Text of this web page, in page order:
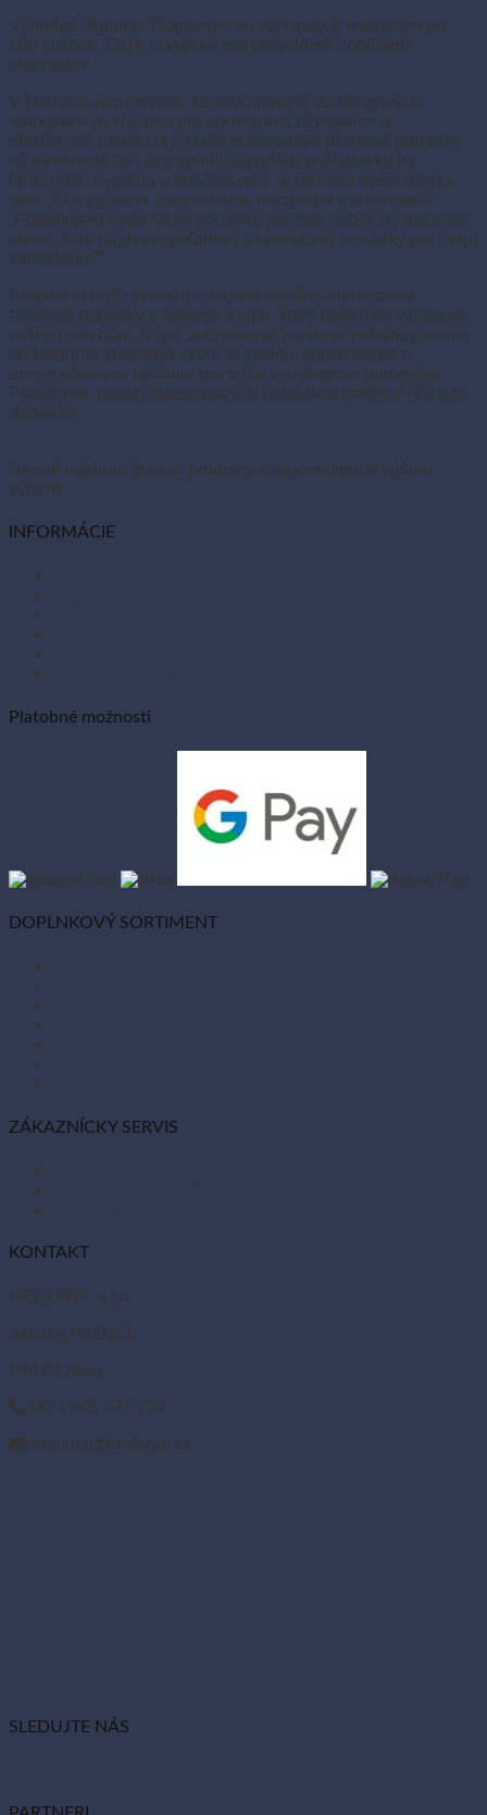
Výhodné Balenie: Dodávané vo výhodných baleniach po
100 kusoch, čo je praktické pre pravidelné dopĺňanie
automatov.
V Hedonia rozumieme, že spoľahlivosť vendingových
automatov je kľúčová pre spokojnosť užívateľov a
efektívnosť prevádzky. Naše automatové plastové poháriky
sú navrhnuté tak, aby splnili najvyššie požiadavky na
funkčnosť, hygienu a spoľahlivosť, a zároveň riešili otázky
ako: „Ako zabrániť zasekávanie pohárikov v automate?“,
„Potrebujem hygienické poháriky pre môj nápojový automat“,
alebo „Kde nájdem spoľahlivé automatové poháriky pre moju
kanceláriu?“.
Prezrite si našu ponuku a nájdite ideálne automatové
plastové poháriky v objeme a type, ktorý najlepšie vyhovuje
vašim potrebám. Kúpiť automatové plastové poháriky online
od Hedonia znamená zvoliť si kvalitu, spoľahlivosť a
bezproblémové riešenie pre vaše vendingové automaty!
Ponúkame predaj automatových pohárikov online s rýchlym
dodaním.
Neboli nájdené žiadne produkty zodpovedajúce vášmu
výberu.
INFORMÁCIE
Platobné možnosti
DOPLNKOVÝ SORTIMENT
ZÁKAZNÍCKY SERVIS
KONTAKT
HEDONIA, s.r.o.
Jakuba Haška 1
949 01 Nitra
+421 905 227 234
hedonia@hedonia.sk
SLEDUJTE NÁS